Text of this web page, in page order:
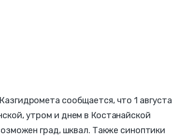
сообщается, что 1 августа
утром и днем в Костанайской
град, шквал. Также синоптики